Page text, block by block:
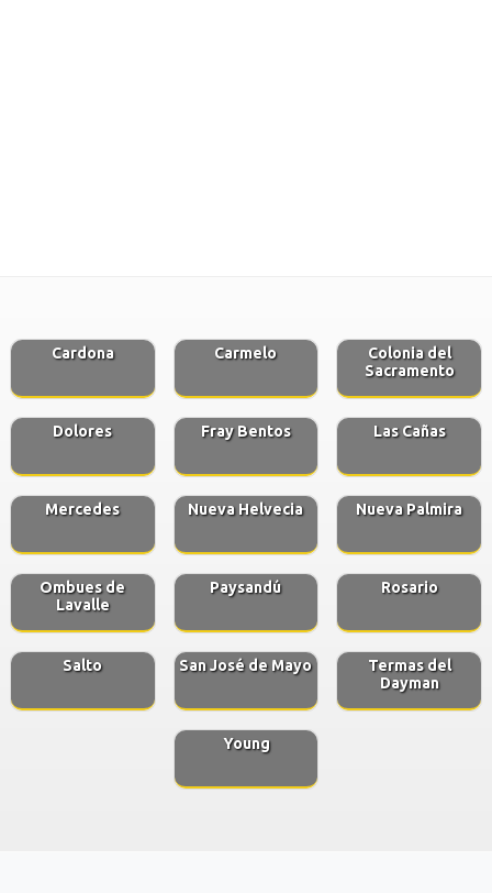
Cardona Carmelo
Colonia del
Sacramento
Dolores Fray Bentos Las Cañas
Mercedes Nueva Helvecia Nueva Palmira
Ombues de
Lavalle
Paysandú Rosario
Salto San José de Mayo
Termas del
Dayman
Young